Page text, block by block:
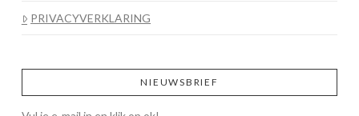
PRIVACYVERKLARING
NIEUWSBRIEF